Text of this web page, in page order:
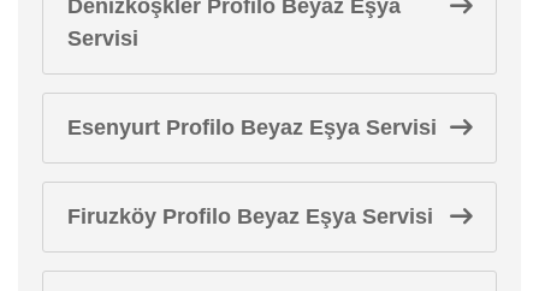
Denizköşkler Profilo Beyaz Eşya
Servisi
Esenyurt Profilo Beyaz Eşya Servisi
Firuzköy Profilo Beyaz Eşya Servisi